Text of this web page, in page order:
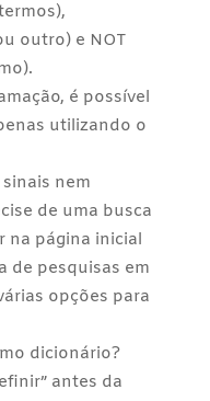
outro) e NOT
é possível
utilizando o
nem
de uma busca
na página inicial
de pesquisas em
opções para
dicionário?
antes da